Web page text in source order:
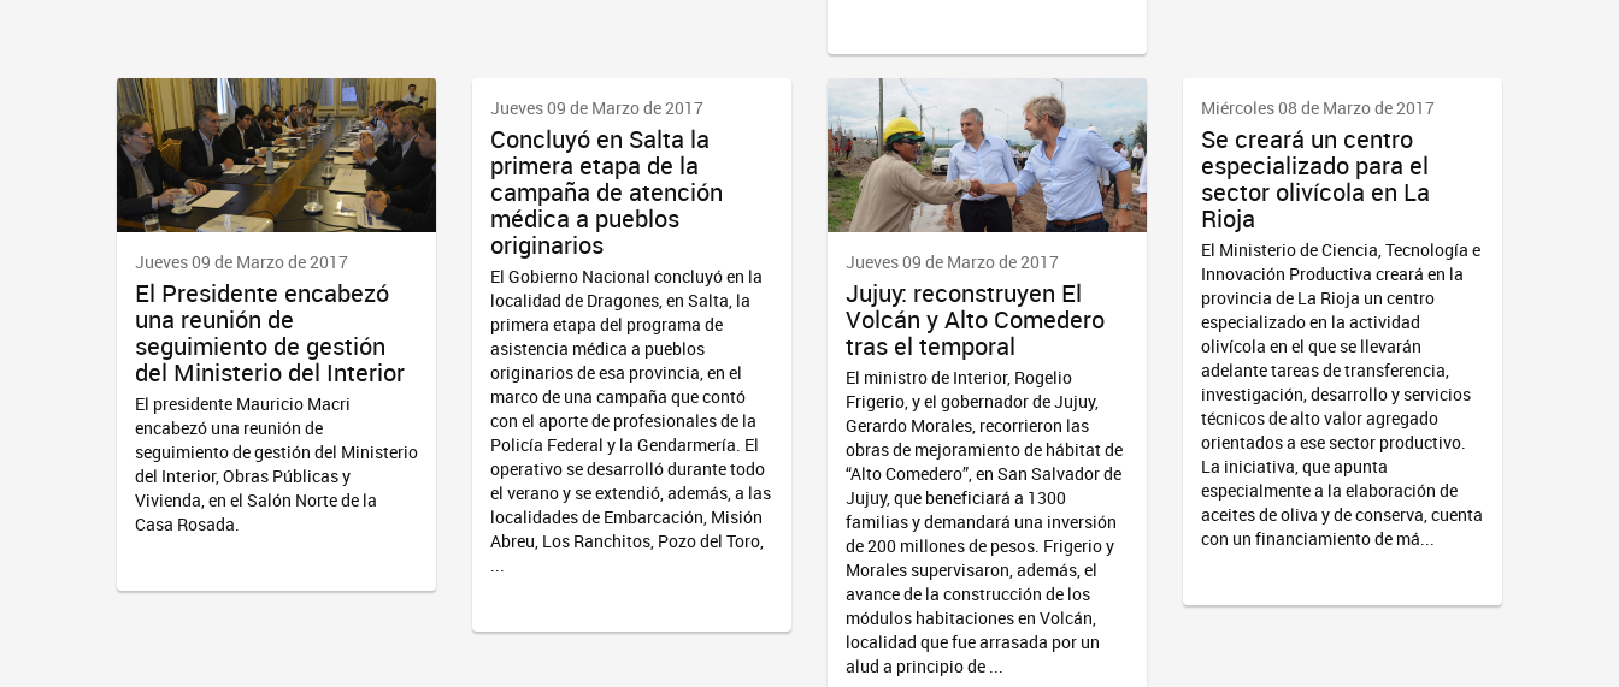
Jueves 09 de Marzo de 2017
El Presidente encabezó
una reunión de
seguimiento de gestión
del Ministerio del Interior
El presidente Mauricio Macri
encabezó una reunión de
seguimiento de gestión del Ministerio
del Interior, Obras Públicas y
Vivienda, en el Salón Norte de la
Casa Rosada.
Jueves 09 de Marzo de 2017
Concluyó en Salta la
primera etapa de la
campaña de atención
médica a pueblos
originarios
El Gobierno Nacional concluyó en la
localidad de Dragones, en Salta, la
primera etapa del programa de
asistencia médica a pueblos
originarios de esa provincia, en el
marco de una campaña que contó
con el aporte de profesionales de la
Policía Federal y la Gendarmería. El
operativo se desarrolló durante todo
el verano y se extendió, además, a las
localidades de Embarcación, Misión
Abreu, Los Ranchitos, Pozo del Toro,
...
Jueves 09 de Marzo de 2017
Jujuy: reconstruyen El
Volcán y Alto Comedero
tras el temporal
El ministro de Interior, Rogelio
Frigerio, y el gobernador de Jujuy,
Gerardo Morales, recorrieron las
obras de mejoramiento de hábitat de
“Alto Comedero”, en San Salvador de
Jujuy, que beneficiará a 1300
familias y demandará una inversión
de 200 millones de pesos. Frigerio y
Morales supervisaron, además, el
avance de la construcción de los
módulos habitaciones en Volcán,
localidad que fue arrasada por un
alud a principio de ...
Miércoles 08 de Marzo de 2017
Se creará un centro
especializado para el
sector olivícola en La
Rioja
El Ministerio de Ciencia, Tecnología e
Innovación Productiva creará en la
provincia de La Rioja un centro
especializado en la actividad
olivícola en el que se llevarán
adelante tareas de transferencia,
investigación, desarrollo y servicios
técnicos de alto valor agregado
orientados a ese sector productivo.
La iniciativa, que apunta
especialmente a la elaboración de
aceites de oliva y de conserva, cuenta
con un financiamiento de má...